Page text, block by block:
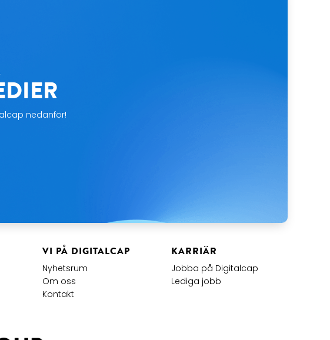
nedanför!
VI PÅ DIGITALCAP
Nyhetsrum
Om oss
Kontakt
KARRIÄR
Jobba på Digitalcap
Lediga jobb